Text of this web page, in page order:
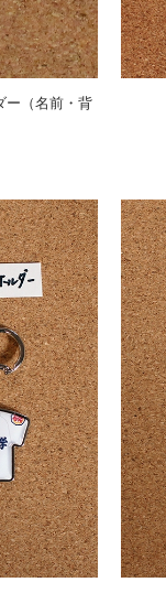
ー（名前・背